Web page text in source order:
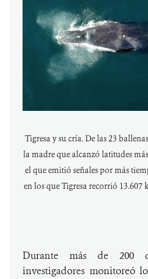
Tigresa y su cría. De las 23
la madre que alcanzó latitudes
el que emitió señales por más
en los que Tigresa recorrió
Durante más de 200
investigadores monitoreó